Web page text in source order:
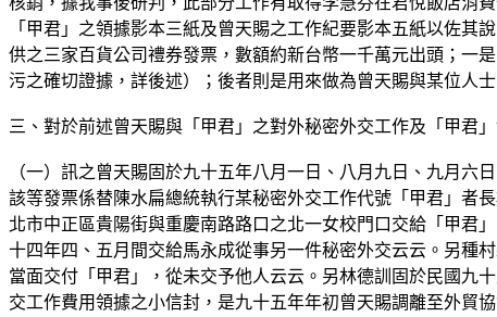
「甲君」之領據影本三紙及曾天賜之工作紀要影本五紙以佐
供之三家百貨公司禮券發票，數額約新台幣一千萬元出頭；一
污之確切證據，詳後述）；後者則是用來做為曾天賜與某位人
三、對於前述曾天賜與「甲君」之對外秘密外交工作及「甲君
（一）訊之曾天賜固於九十五年八月一日、八月九日、九月
該等發票係替陳水扁總統執行某秘密外交工作代號「甲君」者
北市中正區貴陽街與重慶南路路口之北一女校門口交給「甲君
十四年四、五月間交給馬永成從事另一件秘密外交云云。另種
當面交付「甲君」，從未交予他人云云。另林德訓固於民國九
交工作費用領據之小信封，是九十五年年初曾天賜調離至外貿